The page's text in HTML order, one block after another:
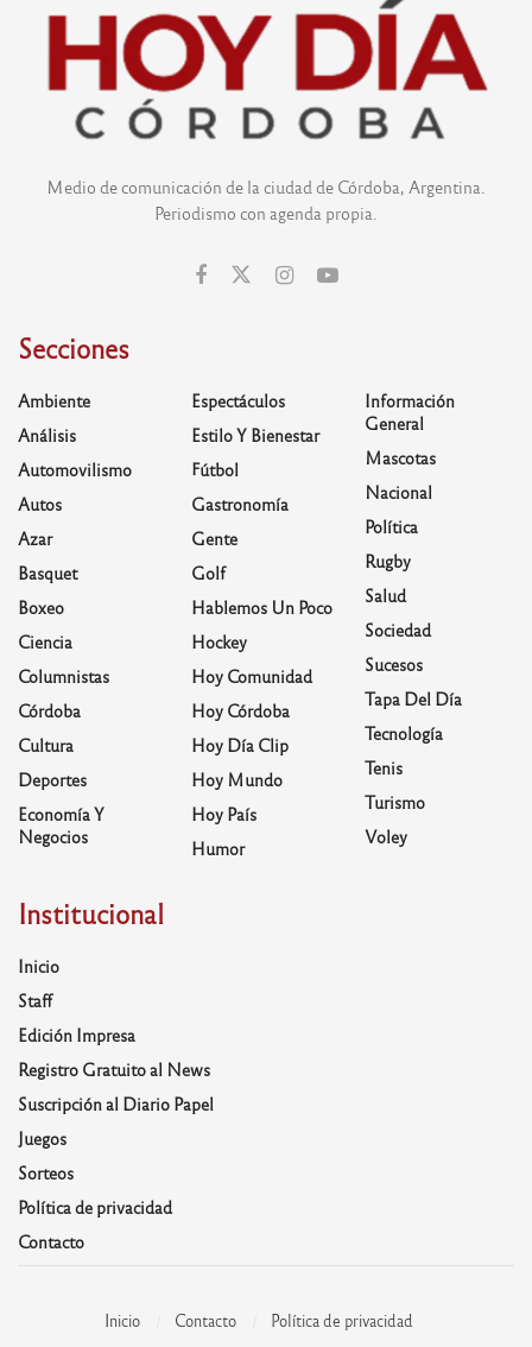
Medio de comunicación de la ciudad de Córdoba, Argentina.
Periodismo con agenda propia.
Secciones
Ambiente
Análisis
Automovilismo
Autos
Azar
Basquet
Boxeo
Ciencia
Columnistas
Córdoba
Cultura
Deportes
Economía Y
Negocios
Espectáculos
Estilo Y Bienestar
Fútbol
Gastronomía
Gente
Golf
Hablemos Un Poco
Hockey
Hoy Comunidad
Hoy Córdoba
Hoy Día Clip
Hoy Mundo
Hoy País
Humor
Información
General
Mascotas
Nacional
Política
Rugby
Salud
Sociedad
Sucesos
Tapa Del Día
Tecnología
Tenis
Turismo
Voley
Institucional
Inicio
Staff
Edición Impresa
Registro Gratuito al News
Suscripción al Diario Papel
Juegos
Sorteos
Política de privacidad
Contacto
Inicio Contacto Política de privacidad